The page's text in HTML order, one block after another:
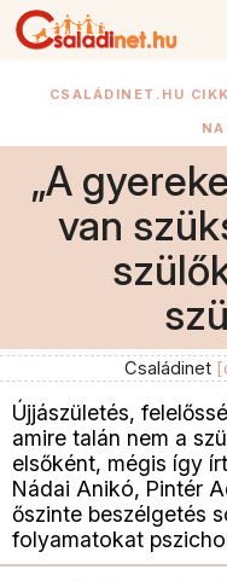
CSALÁDINET.HU
„A
van
Családinet
Újjászületés,
amire talán nem a
elsőként, mégis így
Nádai Anikó, Pintér
őszinte beszélgetés
folyamatokat